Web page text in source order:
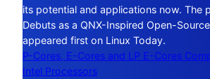
its potential and applications now. The
Debuts as a QNX-Inspired Open-
appeared first on Linux Today.
P-Cores, E-Cores and LP E-Cores
Intel Processors